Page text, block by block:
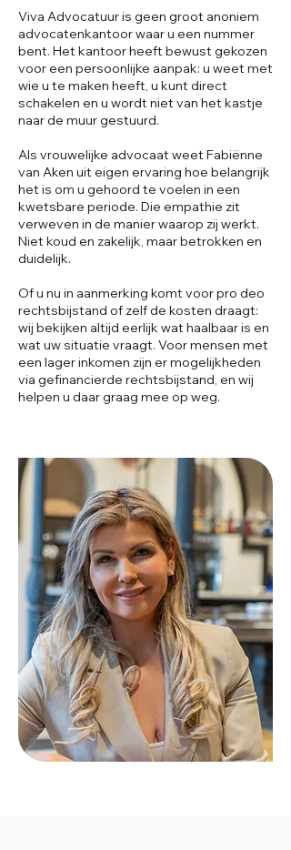
Viva Advocatuur is geen groot anoniem
advocatenkantoor waar u een nummer
bent. Het kantoor heeft bewust gekozen
voor een persoonlijke aanpak: u weet met
wie u te maken heeft, u kunt direct
schakelen en u wordt niet van het kastje
naar de muur gestuurd.
Als vrouwelijke advocaat weet Fabiënne
van Aken uit eigen ervaring hoe belangrijk
het is om u gehoord te voelen in een
kwetsbare periode. Die empathie zit
verweven in de manier waarop zij werkt.
Niet koud en zakelijk, maar betrokken en
duidelijk.
Of u nu in aanmerking komt voor pro deo
rechtsbijstand of zelf de kosten draagt:
wij bekijken altijd eerlijk wat haalbaar is en
wat uw situatie vraagt. Voor mensen met
een lager inkomen zijn er mogelijkheden
via gefinancierde rechtsbijstand, en wij
helpen u daar graag mee op weg.